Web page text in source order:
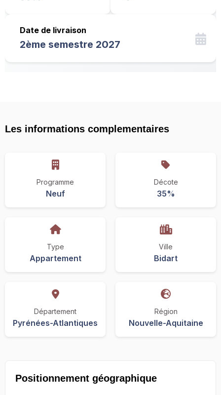
Date de livraison
2ème semestre 2027
Les informations complementaires
Programme
Neuf
Décote
35%
Type
Appartement
Ville
Bidart
Département
Pyrénées-Atlantiques
Région
Nouvelle-Aquitaine
Positionnement géographique